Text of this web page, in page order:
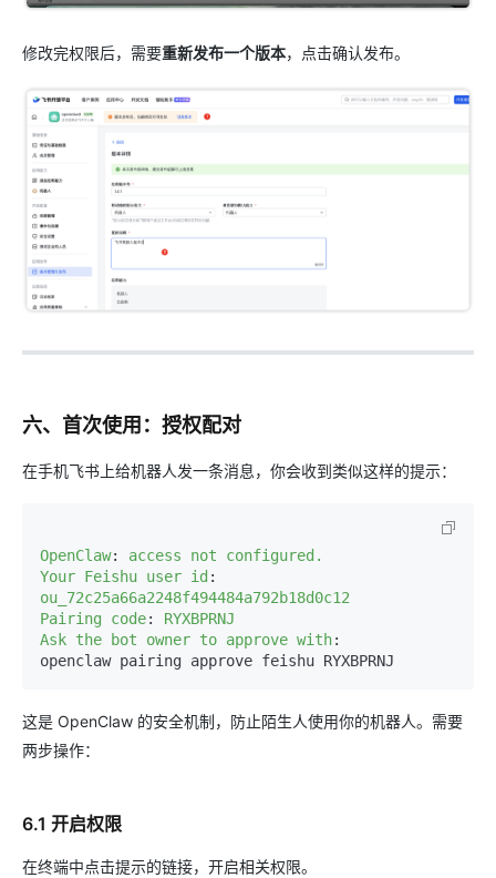
修改完权限后，需要重新发布一个版本，点击确认发布。
六、首次使用：授权配对
在手机飞书上给机器人发一条消息，你会收到类似这样的提示：
OpenClaw:
access not configured.
Your Feishu user id :
ou_72c25a66a2248f494484a792b18d0c12
Pairing code:
RYXBPRNJ
Ask the bot owner to approve with:
这是 OpenClaw 的安全机制，防止陌生人使用你的机器人。需要
两步操作：
6.1 开启权限
在终端中点击提示的链接，开启相关权限。